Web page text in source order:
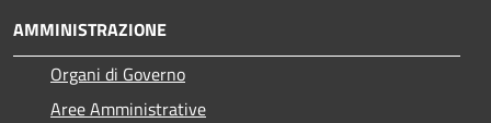
AMMINISTRAZIONE
Organi di Governo
Aree Amministrative